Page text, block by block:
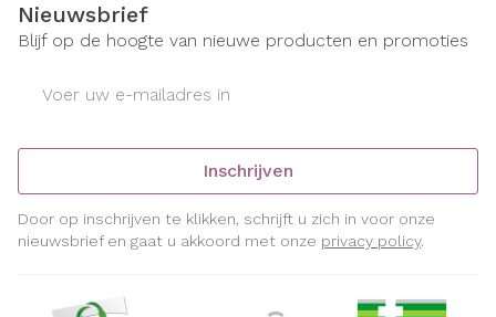
Nieuwsbrief
Blijf op de hoogte van nieuwe producten en promoties
Inschrijven
Door op inschrijven te klikken, schrijft u zich in voor onze
nieuwsbrief en gaat u akkoord met onze privacy policy.